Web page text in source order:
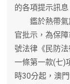
的各項提示訊息
鑑於熱帶氣
官批示，為保
號法律《民防
一條第一款(七)
時30分起，澳